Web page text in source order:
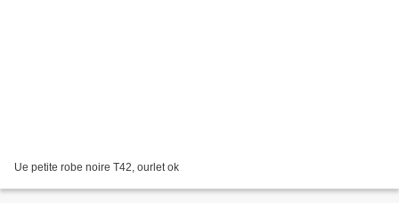
Ue petite robe noire T42, ourlet ok